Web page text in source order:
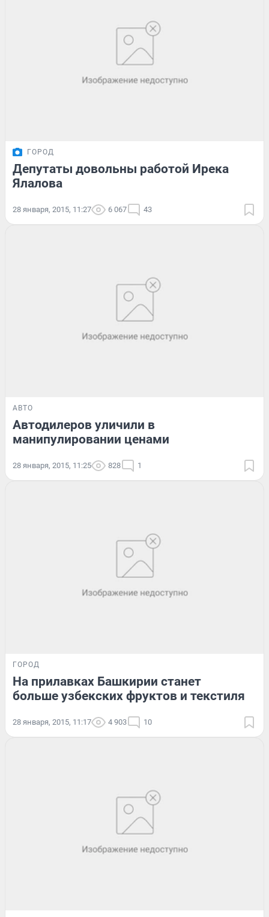
ГОРОД
Депутаты довольны работой Ирека
Ялалова
28 января, 2015, 11:27 6 067 43
АВТО
Автодилеров уличили в
манипулировании ценами
28 января, 2015, 11:25 828 1
ГОРОД
На прилавках Башкирии станет
больше узбекских фруктов и текстиля
28 января, 2015, 11:17 4 903 10